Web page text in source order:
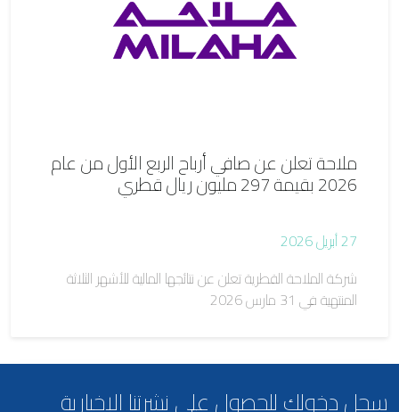
ملاحة تعلن عن صافي أرباح الربع الأول من عام
2026 بقيمة 297 مليون ريال قطري
27 أبريل 2026
شركة الملاحة القطرية تعلن عن نتائجها المالية للأشهر الثلاثة
المنتهية في 31 مارس 2026
سجل دخولك للحصول على نشرتنا الإخبارية